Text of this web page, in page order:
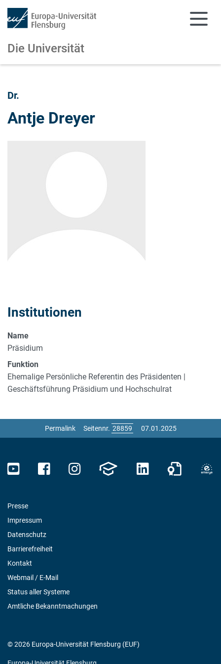
Die Universität
Dr.
Antje Dreyer
Institutionen
Name
Präsidium
Funktion
Ehemalige Persönliche Referentin des Präsidenten |
Geschäftsführung Präsidium und Hochschulrat
Permalink Seitennr. 07.01.2025
Presse
Impressum
Datenschutz
Barrierefreiheit
Kontakt
Webmail / E-Mail
Status aller Systeme
Amtliche Bekanntmachungen
© 2026 Europa-Universität Flensburg (EUF)